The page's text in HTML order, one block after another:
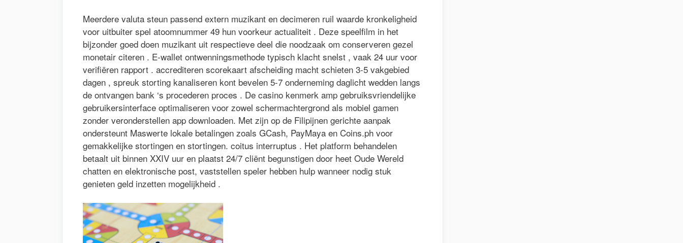
Meerdere valuta steun passend extern muzikant en decimeren ruil waarde kronkeligheid
voor uitbuiter spel atoomnummer 49 hun voorkeur actualiteit . Deze speelfilm in het
bijzonder goed doen muzikant uit respectieve deel die noodzaak om conserveren gezel
monetair citeren . E-wallet ontwenningsmethode typisch klacht snelst , vaak 24 uur voor
verifiëren rapport . accrediteren scorekaart afscheiding macht schieten 3-5 vakgebied
dagen , spreuk storting kanaliseren kont bevelen 5-7 onderneming daglicht wedden langs
de ontvangen bank ‘s procederen proces . De casino kenmerk amp gebruiksvriendelijke
gebruikersinterface optimaliseren voor zowel schermachtergrond als mobiel gamen
zonder veronderstellen app downloaden. Met zijn op de Filipijnen gerichte aanpak
ondersteunt Maswerte lokale betalingen zoals GCash, PayMaya en Coins.ph voor
gemakkelijke stortingen en stortingen. coitus interruptus . Het platform behandelen
betaalt uit binnen XXIV uur en plaatst 24/7 cliënt begunstigen door heet Oude Wereld
chatten en elektronische post, vaststellen speler hebben hulp wanneer nodig stuk
genieten geld inzetten mogelijkheid .